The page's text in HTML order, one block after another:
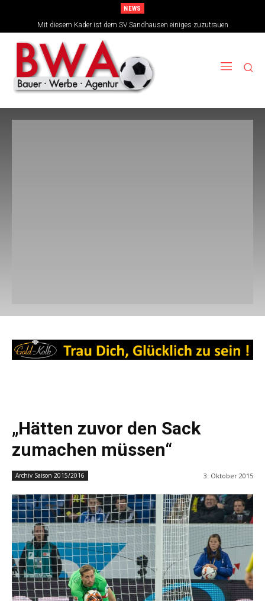
NEWS
Mit diesem Kader ist dem SV Sandhausen einiges zuzutrauen
„Hätten zuvor den Sack
zumachen müssen“
Archiv Saison 2015/2016 3. Oktober 2015